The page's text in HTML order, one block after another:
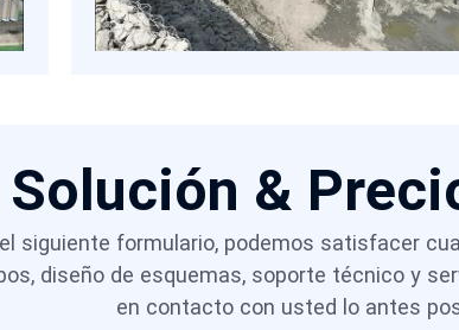
de mineral y capacidades de planta.
combinación con trituradoras
Colombia.
Solución &
siguiente formulario, podemos satisfacer
diseño de esquemas, soporte técnico y
en contacto con usted lo antes